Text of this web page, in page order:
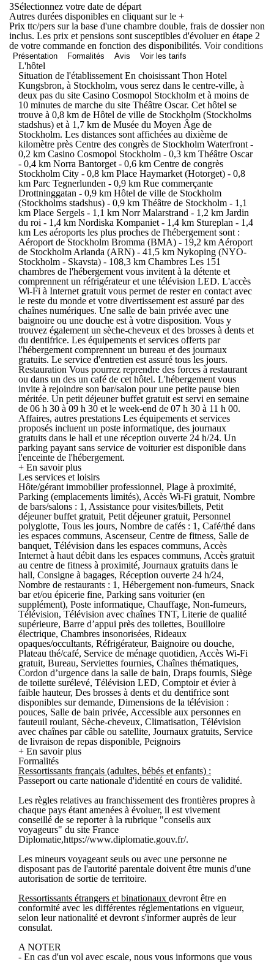
3Sélectionnez votre date de départ
Autres durées disponibles en cliquant sur le +
Prix ttc/pers sur la base d'une chambre double, frais de dossier non
inclus. Les prix et pensions sont susceptibles d'évoluer en étape 2
de votre commande en fonction des disponibilités. Voir conditions
Présentation Formalités Avis Voir les tarifs
L'hôtel
Situation de l'établissement En choisissant Thon Hotel
Kungsbron, à Stockholm, vous serez dans le centre-ville, à
deux pas du site Casino Cosmopol Stockholm et à moins de
10 minutes de marche du site Théâtre Oscar. Cet hôtel se
trouve à 0,8 km de Hôtel de ville de Stockholm (Stockholms
stadshus) et à 1,7 km de Musée du Moyen Âge de
Stockholm. Les distances sont affichées au dixième de
kilomètre près Centre des congrès de Stockholm Waterfront -
0,2 km Casino Cosmopol Stockholm - 0,3 km Théâtre Oscar
- 0,4 km Norra Bantorget - 0,6 km Centre de congrès
Stockholm City - 0,8 km Place Haymarket (Hotorget) - 0,8
km Parc Tegnerlunden - 0,9 km Rue commerçante
Drottninggatan - 0,9 km Hôtel de ville de Stockholm
(Stockholms stadshus) - 0,9 km Théâtre de Stockholm - 1,1
km Place Sergels - 1,1 km Norr Malarstrand - 1,2 km Jardin
du roi - 1,4 km Nordiska Kompaniet - 1,4 km Stureplan - 1,4
km Les aéroports les plus proches de l'hébergement sont :
Aéroport de Stockholm Bromma (BMA) - 19,2 km Aéroport
de Stockholm Arlanda (ARN) - 41,5 km Nykoping (NYO-
Stockholm - Skavsta) - 108,3 km Chambres Les 151
chambres de l'hébergement vous invitent à la détente et
comprennent un réfrigérateur et une télévision LED. L'accès
Wi-Fi à Internet gratuit vous permet de rester en contact avec
le reste du monde et votre divertissement est assuré par des
chaînes numériques. Une salle de bain privée avec une
baignoire ou une douche est à votre disposition. Vous y
trouvez également un sèche-cheveux et des brosses à dents et
du dentifrice. Les équipements et services offerts par
l'hébergement comprennent un bureau et des journaux
gratuits. Le service d'entretien est assuré tous les jours.
Restauration Vous pourrez reprendre des forces à restaurant
ou dans un des un café de cet hôtel. L'hébergement vous
invite à rejoindre son bar/salon pour une petite pause bien
méritée. Un petit déjeuner buffet gratuit est servi en semaine
de 06 h 30 à 09 h 30 et le week-end de 07 h 30 à 11 h 00.
Affaires, autres prestations Les équipements et services
proposés incluent un poste informatique, des journaux
gratuits dans le hall et une réception ouverte 24 h/24. Un
parking payant sans service de voiturier est disponible dans
l'enceinte de l'hébergement.
+ En savoir plus
Les services et loisirs
Hôte/gérant immobilier professionnel, Plage à proximité,
Parking (emplacements limités), Accès Wi-Fi gratuit, Nombre
de bars/salons : 1, Assistance pour visites/billets, Petit
déjeuner buffet gratuit, Petit déjeuner gratuit, Personnel
polyglotte, Tous les jours, Nombre de cafés : 1, Café/thé dans
les espaces communs, Ascenseur, Centre de fitness, Salle de
banquet, Télévision dans les espaces communs, Accès
Internet à haut débit dans les espaces communs, Accès gratuit
au centre de fitness à proximité, Journaux gratuits dans le
hall, Consigne à bagages, Réception ouverte 24 h/24,
Nombre de restaurants : 1, Hébergement non-fumeurs, Snack
bar et/ou épicerie fine, Parking sans voiturier (en
supplément), Poste informatique, Chauffage, Non-fumeurs,
Télévision, Télévision avec chaînes TNT, Literie de qualité
supérieure, Barre d’appui près des toilettes, Bouilloire
électrique, Chambres insonorisées, Rideaux
opaques/occultants, Réfrigérateur, Baignoire ou douche,
Plateau thé/café, Service de ménage quotidien, Accès Wi-Fi
gratuit, Bureau, Serviettes fournies, Chaînes thématiques,
Cordon d’urgence dans la salle de bain, Draps fournis, Siège
de toilette surélevé, Télévision LED, Comptoir et évier à
faible hauteur, Des brosses à dents et du dentifrice sont
disponibles sur demande, Dimensions de la télévision :
pouces, Salle de bain privée, Accessible aux personnes en
fauteuil roulant, Sèche-cheveux, Climatisation, Télévision
avec chaînes par câble ou satellite, Journaux gratuits, Service
de livraison de repas disponible, Peignoirs
+ En savoir plus
Formalités
Ressortissants français (adultes, bébés et enfants) :
Passeport ou carte nationale d'identité en cours de validité.
Les règles relatives au franchissement des frontières propres à
chaque pays étant amenées à évoluer, il est vivement
conseillé de se reporter à la rubrique "conseils aux
voyageurs" du site France
Diplomatie,https://www.diplomatie.gouv.fr/.
Les mineurs voyageant seuls ou avec une personne ne
disposant pas de l'autorité parentale doivent être munis d'une
autorisation de sortie de territoire.
Ressortissants étrangers et binationaux devront être en
conformité avec les différentes réglementations en vigueur,
selon leur nationalité et devront s'informer auprès de leur
consulat.
A NOTER
- En cas d'un vol avec escale, nous vous informons que vous